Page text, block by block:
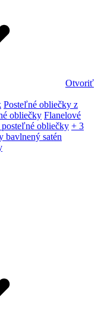
Otvoriť
Posteľné obliečky z
obliečky Flanelové
posteľné obliečky + 3
bavlnený satén